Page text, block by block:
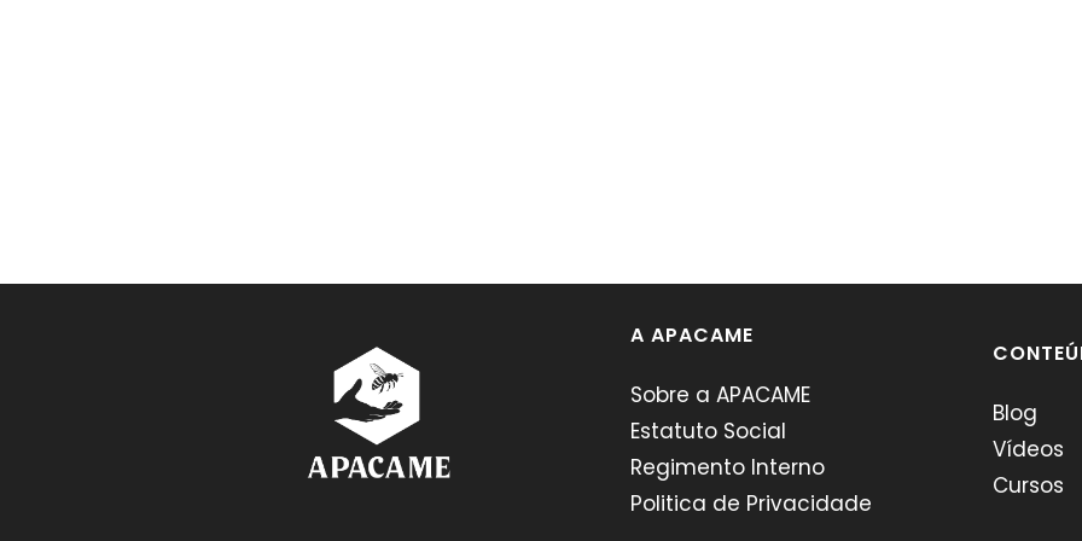
A APACAME
Sobre a APACAME
Estatuto Social
Regimento Interno
Politica de Privacidade
Blog
Vídeos
Cursos